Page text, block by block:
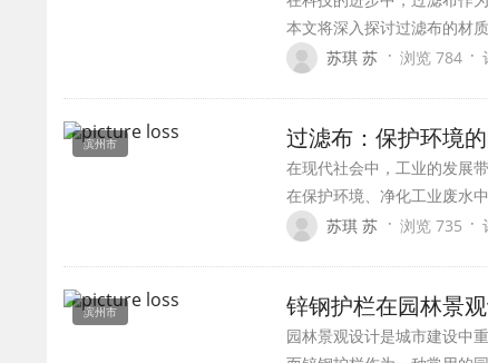
本文将深入探讨过滤布的材
苏琪 苏 · 浏览 784 ·
滨州市 过滤布：保护环境
在现代社会中，工业的发展
在保护环境、净化工业废水
苏琪 苏 · 浏览 735 ·
滨州市 锌钢护栏在园林景
园林景观设计是城市建设中